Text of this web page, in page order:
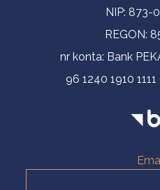
NIP: 873-
REGON:
nr konta: Bank
96 1240 1910